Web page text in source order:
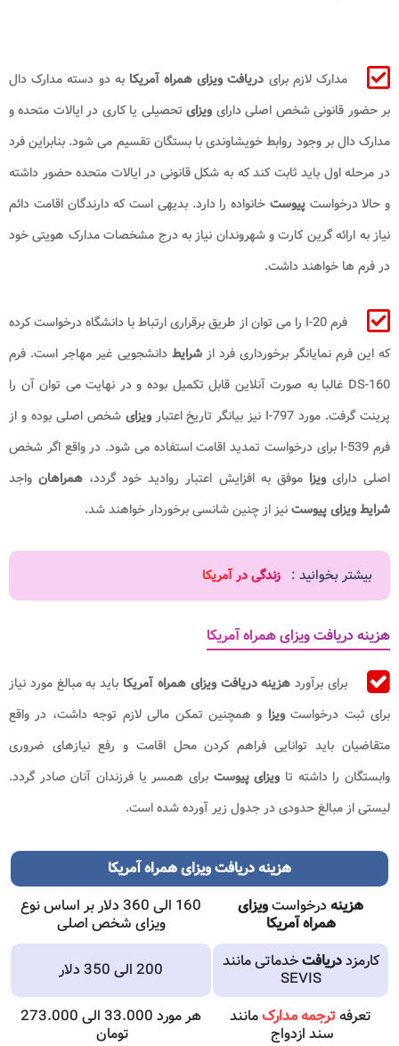
مدارک لازم برای دریافت ویزای همراه آمریکا به دو دسته مدارک دال
بر حضور قانونی شخص اصلی دارای ویزای تحصیلی یا کاری در ایالات متحده و
مدارک دال بر وجود روابط خویشاوندی با بستگان تقسیم می شود. بنابراین فرد
در مرحله اول باید ثابت کند که به شکل قانونی در ایالات متحده حضور داشته
و حالا درخواستپیوست خانواده را دارد. بدیهی است که دارندگان اقامت دائم
نیاز به ارائه گرین کارت و شهروندان نیاز به درج مشخصات مدارک هویتی خود
در فرم ها خواهند داشت.
فرم I-20 را می توان از طریق برقراری ارتباط با دانشگاه درخواست کرده
که این فرم نمایانگر برخورداری فرد ازشرایطدانشجویی غیر مهاجر است. فرم
DS-160 غالبا به صورت آنلاین قابل تکمیل بوده و در نهایت می توان آن را
پرینت گرفت. مورد I-797 نیز بیانگر تاریخ اعتبار
ویزایشخص اصلی بوده و از
فرم I-539 برای درخواست تمدید اقامت استفاده می شود. در واقع اگر شخص
اصلی دارایویزاموفق به افزایش اعتبار روادید خود گردد، همراهان واجد
شرایط ویزای پیوستنیز از چنین شانسی برخوردار خواهند شد.
بیشتر بخوانید : زندگی در آمریکا
هزینه دریافت ویزای همراه آمریکا
برای برآورد هزینه دریافت ویزای همراه آمریکا باید به مبالغ مورد نیاز
برای ثبت درخواستویزا و همچنین تمکن مالی لازم توجه داشت، در واقع
متقاضیان باید توانایی فراهم کردن محل اقامت و رفع نیازهای ضروری
وابستگان را داشته تا ویزای پیوست برای همسر یا فرزندان آنان صادر گردد.
لیستی از مبالغ حدودی در جدول زیر آورده شده است.
هزینه دریافت ویزای همراه آمریکا
هزینه درخواستویزای
همراه آمریکا
160 الی 360 دلار بر اساس نوع
ویزای شخص اصلی
کارمزددریافتخدماتی مانند
SEVIS
200 الی 350 دلار
تعرفهترجمه مدارکمانند
سند ازدواج
هر مورد 33.000 الی 273.000
تومان